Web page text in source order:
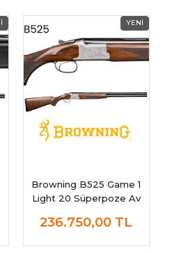
Browning B525 Game 1
Light 20 Süperpoze Av
236.750,00 TL